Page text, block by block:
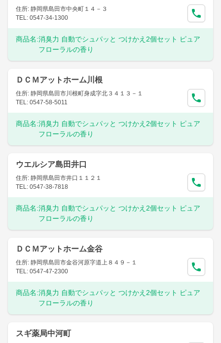
住所: 静岡県島田市中央町１４－３
TEL: 0547-34-1300
商品名:消臭力 自動でシュパッと つけかえ2個セット ピュア
フローラルの香り
ＤＣＭアットホーム川根
住所: 静岡県島田市川根町身成字北３４１３－１
TEL: 0547-58-5011
商品名:消臭力 自動でシュパッと つけかえ2個セット ピュア
フローラルの香り
ウエルシア島田井口
住所: 静岡県島田市井口１１２１
TEL: 0547-38-7818
商品名:消臭力 自動でシュパッと つけかえ2個セット ピュア
フローラルの香り
ＤＣＭアットホーム金谷
住所: 静岡県島田市金谷河原字道上８４９－１
TEL: 0547-47-2300
商品名:消臭力 自動でシュパッと つけかえ2個セット ピュア
フローラルの香り
スギ薬局中河町